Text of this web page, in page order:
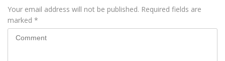
Your email address will not be published. Required fields are
marked *